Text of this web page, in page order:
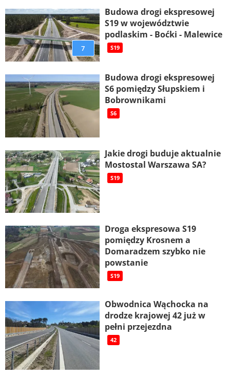
7
Budowa drogi ekspresowej
S19 w województwie
podlaskim - Boćki - Malewice
S19
Budowa drogi ekspresowej
S6 pomiędzy Słupskiem i
Bobrownikami
S6
Jakie drogi buduje aktualnie
Mostostal Warszawa SA?
S19
Droga ekspresowa S19
pomiędzy Krosnem a
Domaradzem szybko nie
powstanie
S19
Obwodnica Wąchocka na
drodze krajowej 42 już w
pełni przejezdna
42